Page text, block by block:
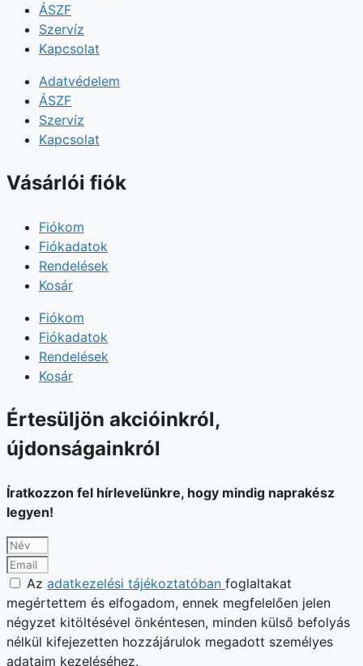
ÁSZF
Szervíz
Kapcsolat
Adatvédelem
ÁSZF
Szervíz
Kapcsolat
Vásárlói fiók
Fiókom
Fiókadatok
Rendelések
Kosár
Fiókom
Fiókadatok
Rendelések
Kosár
Értesüljön akcióinkról,
újdonságainkról
Íratkozzon fel hírlevelünkre, hogy mindig naprakész
legyen!
Az adatkezelési tájékoztatóban foglaltakat
megértettem és elfogadom, ennek megfelelően jelen
négyzet kitöltésével önkéntesen, minden külső befolyás
nélkül kifejezetten hozzájárulok megadott személyes
adataim kezeléséhez.